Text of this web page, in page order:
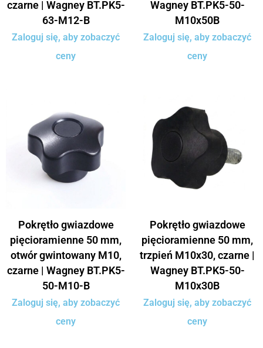
czarne | Wagney BT.PK5-
63-M12-B
Zaloguj się, aby zobaczyć
ceny
Wagney BT.PK5-50-
M10x50B
Zaloguj się, aby zobaczyć
ceny
Pokrętło gwiazdowe
pięcioramienne 50 mm,
otwór gwintowany M10,
czarne | Wagney BT.PK5-
50-M10-B
Zaloguj się, aby zobaczyć
ceny
Pokrętło gwiazdowe
pięcioramienne 50 mm,
trzpień M10x30, czarne |
Wagney BT.PK5-50-
M10x30B
Zaloguj się, aby zobaczyć
ceny